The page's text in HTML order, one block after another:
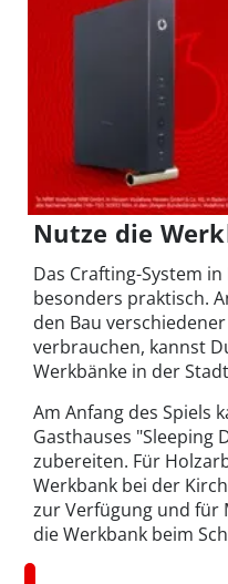
Nutze die
Das Crafting-System
besonders praktisch.
den Bau
verbrauchen, kannst
Werkbänke in der
Am Anfang des Spiels
Gasthauses "Sleeping
zubereiten. Für
Werkbank bei der
zur Verfügung und für
die Werkbank beim